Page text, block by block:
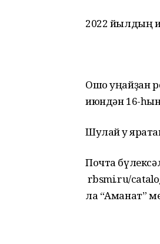
2022 йылдың
Ошо уңайҙан
июндән 16-
Шулай уҡ
Почта
rbsmi.ru/
ла “Аманат”